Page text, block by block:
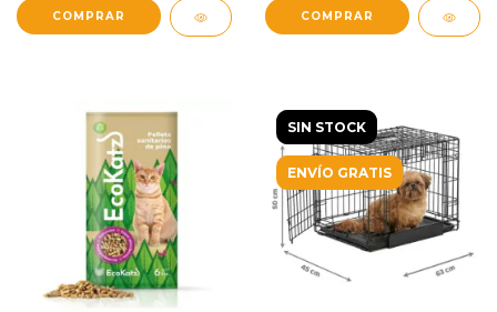
SIN STOCK
ENVÍO GRATIS